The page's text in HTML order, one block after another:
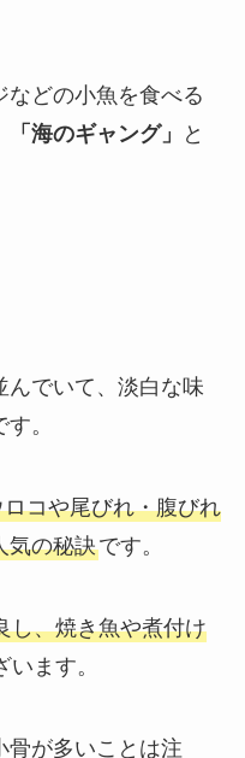
などの小魚を食べる
「海のギャング」
と
んでいて、淡白な味
。
ロコや尾びれ・腹びれ
気の秘訣です。
し、焼き魚や煮付け
います。
骨が多いことは注